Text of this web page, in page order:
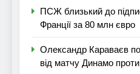
ПСЖ близький до
Франції за 80 млн євро
Олександр Караваєв
від матчу Динамо